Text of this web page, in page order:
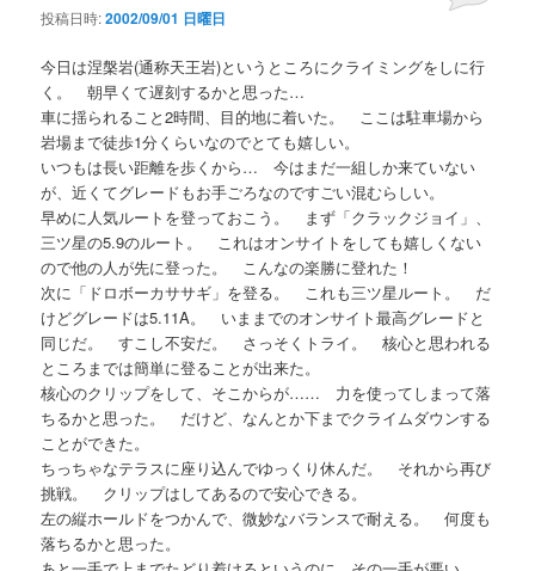
投稿日時:2002/09/01 日曜日
今日は涅槃岩(通称天王岩)というところにクライミングをしに行
く。 朝早くて遅刻するかと思った…
車に揺られること2時間、目的地に着いた。 ここは駐車場から
岩場まで徒歩1分くらいなのでとても嬉しい。
いつもは長い距離を歩くから… 今はまだ一組しか来ていない
が、近くてグレードもお手ごろなのですごい混むらしい。
早めに人気ルートを登っておこう。 まず「クラックジョイ」、
三ツ星の5.9のルート。 これはオンサイトをしても嬉しくない
ので他の人が先に登った。 こんなの楽勝に登れた！
次に「ドロボーカササギ」を登る。 これも三ツ星ルート。 だ
けどグレードは5.11A。 いままでのオンサイト最高グレードと
同じだ。 すこし不安だ。 さっそくトライ。 核心と思われる
ところまでは簡単に登ることが出来た。
核心のクリップをして、そこからが…… 力を使ってしまって落
ちるかと思った。 だけど、なんとか下までクライムダウンする
ことができた。
ちっちゃなテラスに座り込んでゆっくり休んだ。 それから再び
挑戦。 クリップはしてあるので安心できる。
左の縦ホールドをつかんで、微妙なバランスで耐える。 何度も
落ちるかと思った。